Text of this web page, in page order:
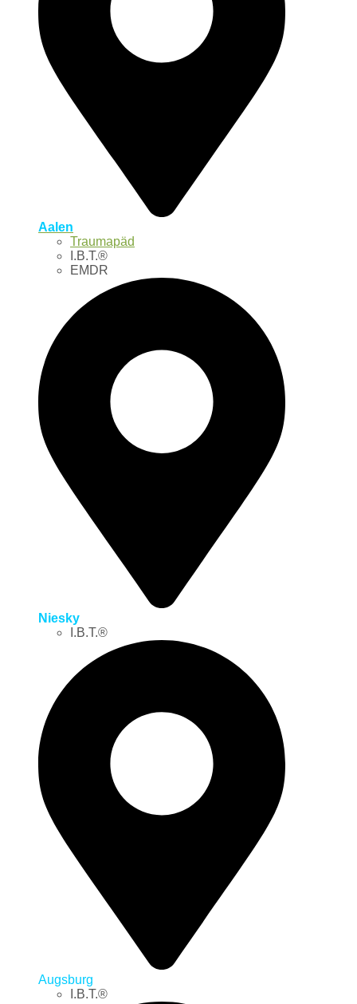
Aalen
Traumapäd
I.B.T.®
EMDR
Niesky
I.B.T.®
Augsburg
I.B.T.®